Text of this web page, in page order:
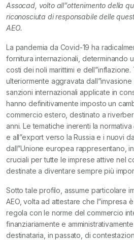
Assocad, volto all”ottenimento della
riconosciuta di responsabile delle
AEO.
La pandemia da Covid-19 ha
fornitura internazionali, determinando
costi dei noli marittimi e dell”inflazione.
ulteriormente aggravata
sanzioni internazionali applicate in
hanno definitivamente imposto un
commercio estero, destinato a
anni. Le tematiche inerenti la normativa
e all”export verso la Russia e i nuovi
dall”Unione europea rappresentano,
cruciali per tutte le imprese attive nel
destinate a diventare sempre più
Sotto tale profilo, assume particolare
AEO, volta ad attestare che l”impresa
regola con le norme del commercio
finanziariamente e
destinataria, in passato, di